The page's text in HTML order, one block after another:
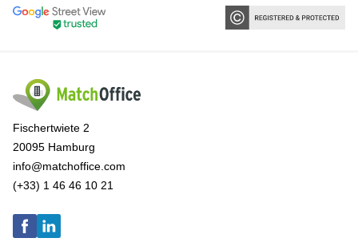
Fischertwiete 2
20095 Hamburg
info@matchoffice.com
(+33) 1 46 46 10 21